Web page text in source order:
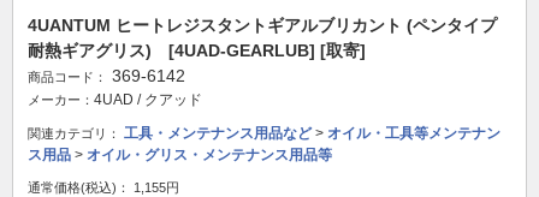
4UANTUM ヒートレジスタントギアルブリカント (ペンタイプ
耐熱ギアグリス) [4UAD-GEARLUB] [取寄]
商品コード： 369-6142
メーカー： 4UAD / クアッド
関連カテゴリ： 工具・メンテナンス用品など> オイル・工具等メンテナン
ス用品 > オイル・グリス・メンテナンス用品等
通常価格(税込)：
1,155円